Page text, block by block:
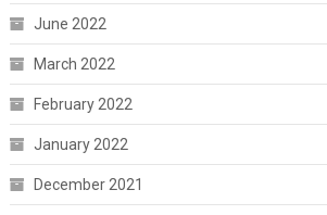
June 2022
March 2022
February 2022
January 2022
December 2021